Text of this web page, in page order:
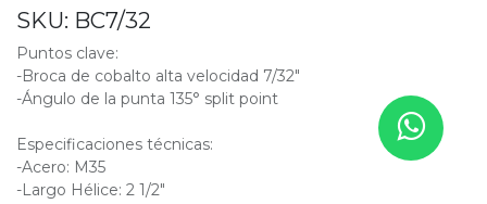
SKU: BC7/32
Puntos clave:
-Broca de cobalto alta velocidad 7/32"
-Ángulo de la punta 135° split point
Especificaciones técnicas:
-Acero: M35
-Largo Hélice: 2 1/2"